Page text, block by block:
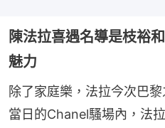
陳法拉喜遇名導是枝裕
魅力
除了家庭樂，法拉今次巴
當日的Chanel騷場內，法